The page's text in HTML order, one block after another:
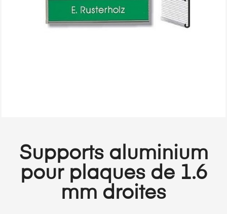
Supports aluminium
pour plaques de 1.6
mm droites